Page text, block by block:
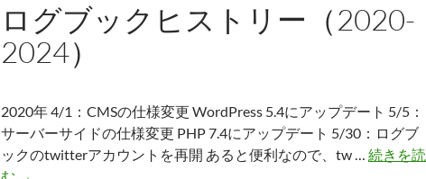
ト
リ
ログブックヒストリー（2020-
2024）
2020年 4/1：CMSの仕様変更 WordPress 5.4にアップデート 5/5：
サーバーサイドの仕様変更 PHP 7.4にアップデート 5/30：ログブ
ックのtwitterアカウントを再開 あると便利なので、tw … 続きを読
ロ